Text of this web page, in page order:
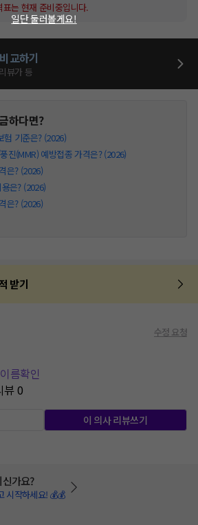
는 현재 준비중입니다.
교하기
뷰가 등
하다면?
기준은? (2026)
진(MMR) 예방접종 가격은? (2026)
은? (2026)
은? (2026)
은? (2026)
받기
수정 요청
름확인
뷰0
이 의사 리뷰쓰기
신가요?
시작하세요! 💰💰
일단 둘러볼게요!